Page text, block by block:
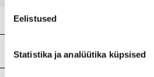
Eelistused
Statistika ja analüütika küpsised
Meie poed